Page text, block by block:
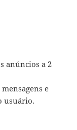
anúncios a 2
e
usuário.